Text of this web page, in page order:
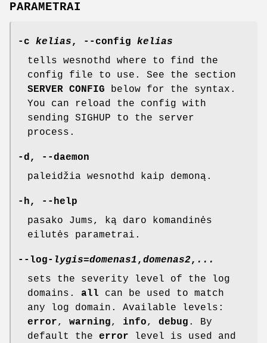
PARAMETRAI
-c kelias, --config kelias
tells wesnothd where to find the
config file to use. See the section
SERVER CONFIG below for the syntax.
You can reload the config with
sending SIGHUP to the server
process.
-d, --daemon
paleidžia wesnothd kaip demoną.
-h, --help
pasako Jums, ką daro komandinės
eilutės parametrai.
--log- lygis=domenas1, domenas2, ...
sets the severity level of the log
domains. all can be used to match
any log domain. Available levels:
error, warning, info, debug . By
default the error level is used and